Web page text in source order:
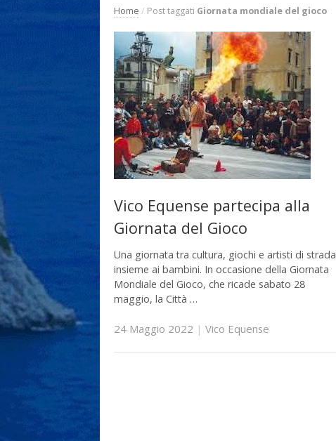
Home / Post taggati Giornata mondiale del gioco
Vico Equense partecipa alla
Giornata del Gioco
Una giornata tra cultura, giochi e artisti di strada
insieme ai bambini. In occasione della Giornata
Mondiale del Gioco, che ricade sabato 28
maggio, la Città …
24 Maggio 2022 | Vico Equense